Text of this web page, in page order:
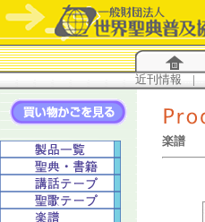
近刊情報 |
楽譜